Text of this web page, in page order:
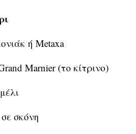
ή Metaxa
Marnier (το κίτρινο)
σκόνη